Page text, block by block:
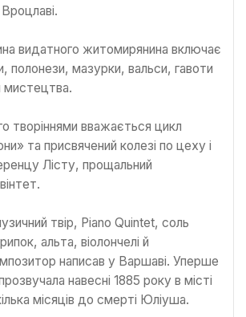
видатного житомирянина включає
полонези, мазурки, вальси, гавоти
мистецтва.
творіннями вважається цикл
та присвячений колезі по цеху і
Лісту, прощальний
твір, Piano Quintet, соль
альта, віолончелі й
написав у Варшаві. Уперше
навесні 1885 року в місті
місяців до смерті Юліуша.